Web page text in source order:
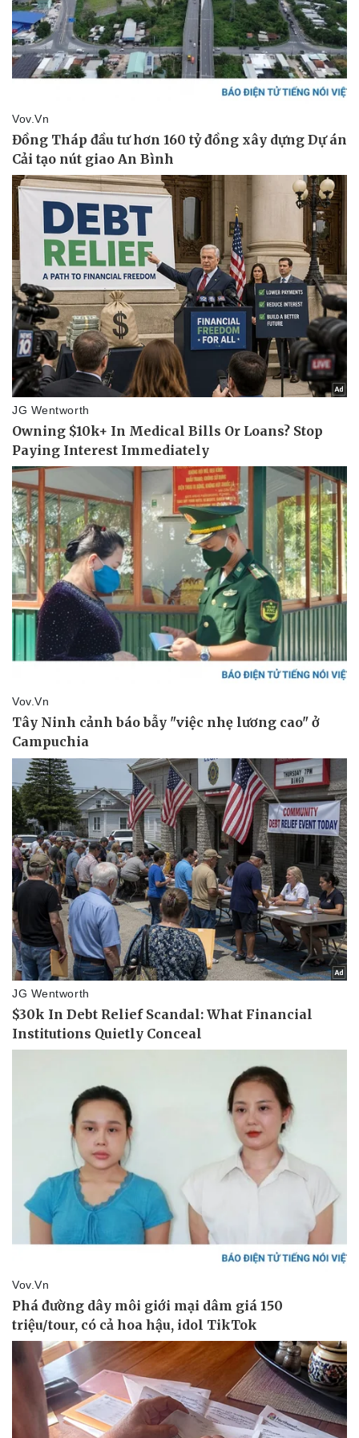
Pháp luật
Vụ án
Tin nóng
Tư vấn luật
Vũ khí
Việt Nam
Phân tích